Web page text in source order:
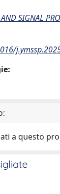
SIGNAL
a questo